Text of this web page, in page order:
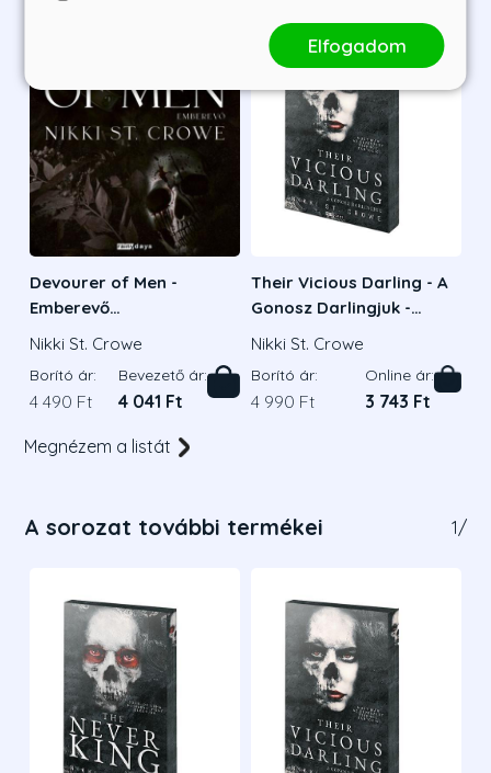
Devourer of Men -
Emberevő
Tündérhercegek -
Nikki St. Crowe
Borító ár:
4 490 Ft
Bevezető ár:
4 041 Ft
Their Vicious Darling - A
Gonosz Darlingjuk -
Éldekorált
Nikki St. Crowe
Borító ár:
4 990 Ft
Online ár:
3 743 Ft
Megnézem a listát
A sorozat további termékei 1/
Elfogadom